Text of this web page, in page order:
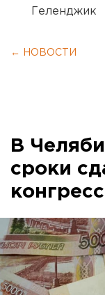
Геленджик
← НОВОСТИ
В
сроки